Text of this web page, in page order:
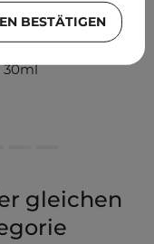
30ml
gleichen
BESTÄTIGEN